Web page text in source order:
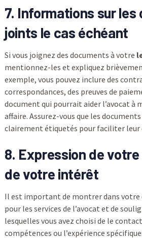
7. Informations sur les
joints le cas échéant
Si vous joignez des documents à votre
mentionnez-les et expliquez
exemple, vous pouvez inclure des
correspondances, des preuves de
document qui pourrait aider l’avocat à
affaire. Assurez-vous que les
clairement étiquetés pour faciliter leur
8. Expression de
de votre intérêt
Il est important de montrer dans
pour les services de l’avocat et de
lesquelles vous avez choisi de le
compétences ou l’expérience